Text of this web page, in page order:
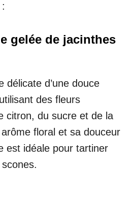
gelée de jacinthes
délicate d’une douce
des fleurs
citron, du sucre et de la
floral et sa douceur
est idéale pour tartiner